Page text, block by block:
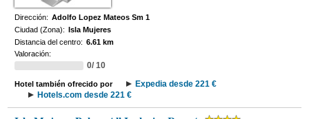
Dirección: Adolfo Lopez Mateos Sm 1
Ciudad (Zona): Isla Mujeres
Distancia del centro: 6.61 km
Valoración:
0/ 10
Hotel también ofrecido por
Expedia desde 221 €
Hotels.com desde 221 €